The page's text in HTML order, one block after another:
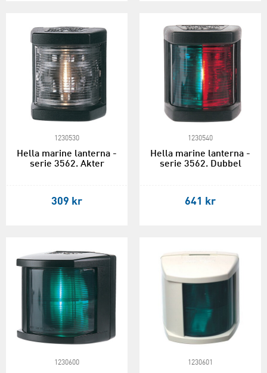
1230530
Hella marine lanterna -
serie 3562. Akter
309 kr
1230540
Hella marine lanterna -
serie 3562. Dubbel
641 kr
1230600 1230601